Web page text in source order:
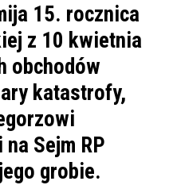
15. rocznica
z 10 kwietnia
obchodów
katastrofy,
Sejm RP
grobie.